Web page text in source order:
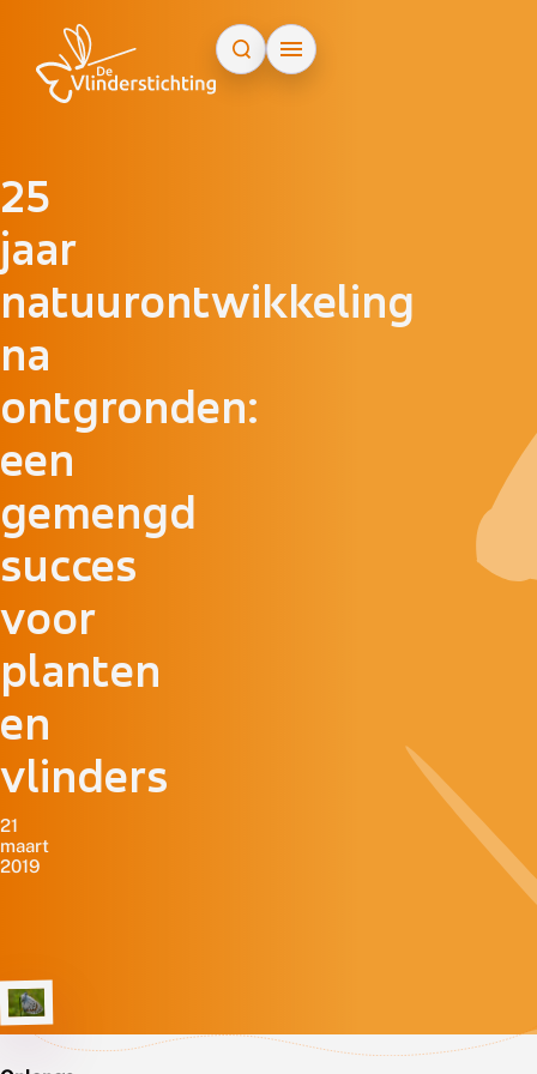
25
jaar
natuurontwikkeling
na
ontgronden:
een
gemengd
succes
voor
planten
en
vlinders
21
maart
2019